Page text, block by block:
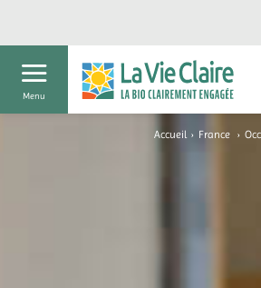
Menu
Accueil › France ›